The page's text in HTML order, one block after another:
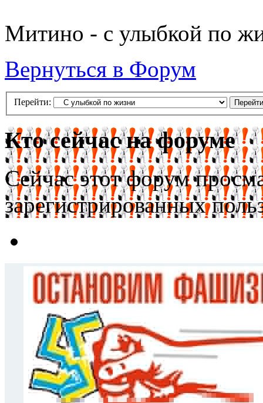
Митино - с улыбкой по
Вернуться в Форум
Перейти:
Кто сейчас на форуме
Сейчас этот форум
зарегистрированных